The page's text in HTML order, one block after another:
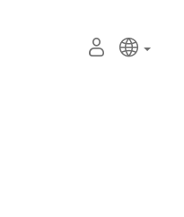
语
言
主动语
中文